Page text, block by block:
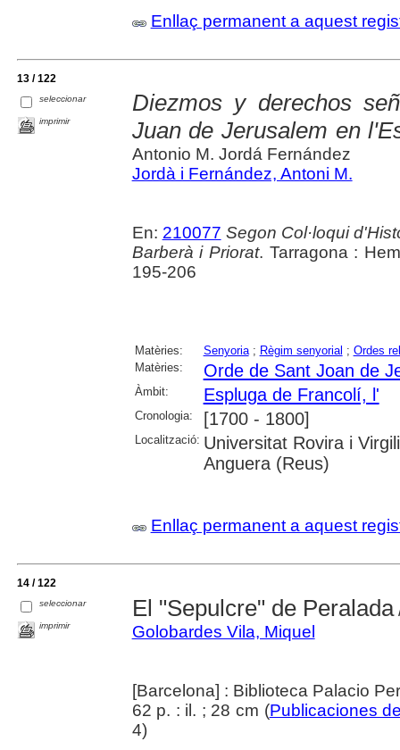
Enllaç permanent a aquest
13 / 122
seleccionar
imprimir
Diezmos y derechos
Juan de Jerusalem en
Antonio M. Jordá Fernández
Jordà i Fernández, Antoni M.
En: 210077 Segon Col·loqui
Barberà i Priorat. Tarragona :
195-206
Matèries: Senyoria; Règim senyorial ; Ordes
Matèries:
Orde de Sant Joan de
Àmbit: Espluga de Francolí, l'
Cronologia: [1700 - 1800]
Localització: Universitat Rovira i
Anguera (Reus)
Enllaç permanent a aquest
14 / 122
seleccionar
imprimir
El "Sepulcre" de Peralada
Golobardes Vila, Miquel
[Barcelona] : Biblioteca Palacio
62 p. : il. ; 28 cm (Publicaciones
4)